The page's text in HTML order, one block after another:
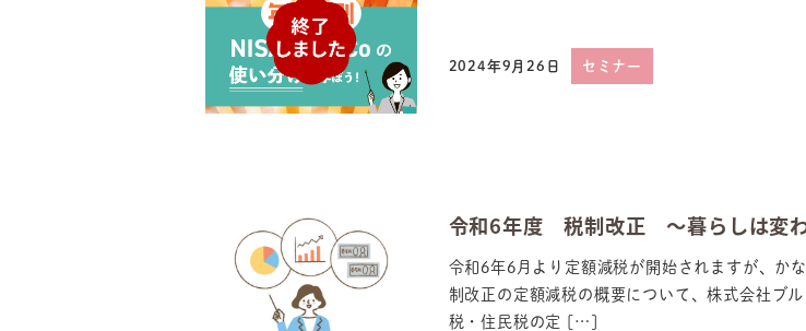
2024年9月26日 セミナー
令和6年度 税制改正 ～暮らしは変
令和6年6月より定額減税が開始されますが、か
制改正の定額減税の概要について、株式会社ブ
税・住民税の定 […]